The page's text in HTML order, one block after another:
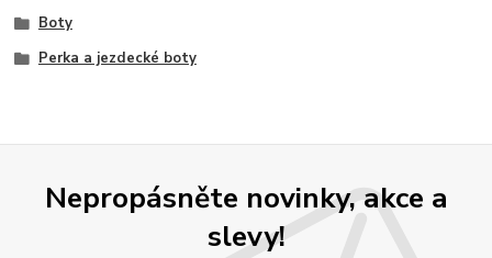
Boty
Perka a jezdecké boty
Nepropásněte novinky, akce a
slevy!